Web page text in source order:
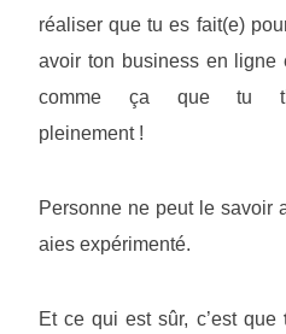
réaliser que tu es fait(e)
avoir ton business en ligne
comme ça que tu
pleinement !
Personne ne peut le savoir
aies expérimenté.
Et ce qui est sûr, c’est que